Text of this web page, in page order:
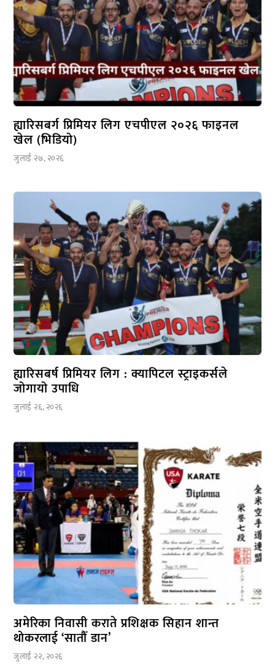
जुलाई २७, २०२६
ह्यारिसबर्ग प्रिमियर लिग एचपीएल २०२६ फाइनल
खेल (भिडियो)
जुलाई २६, २०२६
ह्यारिसबर्ष प्रिमियर लिग : क्यापिटल स्ट्राइकर्सले
जोगायो उपाधि
जुलाई २२, २०२६
अमेरिका निवासी कराते प्रशिक्षक सिहान शान्त
थोकरलाई ‘सातौँ डान’